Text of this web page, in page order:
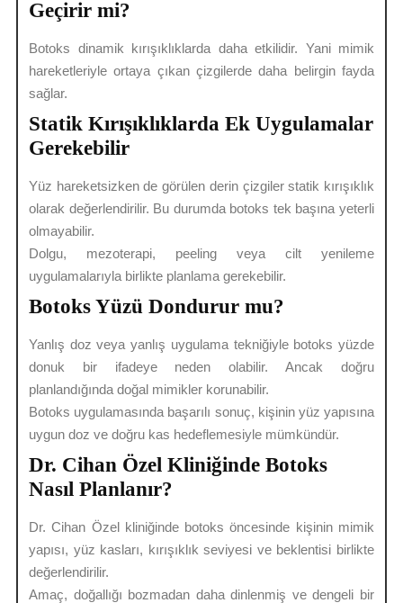
Geçirir mi?
Botoks dinamik kırışıklıklarda daha etkilidir. Yani mimik
hareketleriyle ortaya çıkan çizgilerde daha belirgin fayda
sağlar.
Statik Kırışıklıklarda Ek Uygulamalar
Gerekebilir
Yüz hareketsizken de görülen derin çizgiler statik kırışıklık
olarak değerlendirilir. Bu durumda botoks tek başına yeterli
olmayabilir.
Dolgu, mezoterapi, peeling veya cilt yenileme
uygulamalarıyla birlikte planlama gerekebilir.
Botoks Yüzü Dondurur mu?
Yanlış doz veya yanlış uygulama tekniğiyle botoks yüzde
donuk bir ifadeye neden olabilir. Ancak doğru
planlandığında doğal mimikler korunabilir.
Botoks uygulamasında başarılı sonuç, kişinin yüz yapısına
uygun doz ve doğru kas hedeflemesiyle mümkündür.
Dr. Cihan Özel Kliniğinde Botoks
Nasıl Planlanır?
Dr. Cihan Özel kliniğinde botoks öncesinde kişinin mimik
yapısı, yüz kasları, kırışıklık seviyesi ve beklentisi birlikte
değerlendirilir.
Amaç, doğallığı bozmadan daha dinlenmiş ve dengeli bir